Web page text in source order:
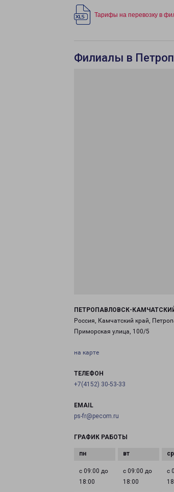
Тарифы на перевозку в
Филиалы в
ПЕТРОПАВЛОВСК-
Россия, Камчатский край,
Приморская улица, 100/5
на карте
ТЕЛЕФОН
+7(4152) 30-53-33
EMAIL
ps-fr@pecom.ru
ГРАФИК РАБОТЫ
с 09:00 до
18:00
с 09:00 до
18:00
с